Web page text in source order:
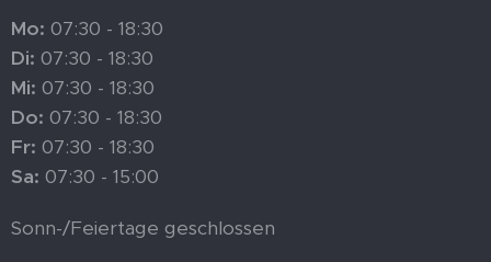
Mo: 07:30 - 18:30
Di: 07:30 - 18:30
Mi: 07:30 - 18:30
Do: 07:30 - 18:30
Fr: 07:30 - 18:30
Sa: 07:30 - 15:00
Sonn-/Feiertage geschlossen